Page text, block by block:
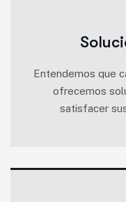
Entendemos que
ofrecemos
satisfacer